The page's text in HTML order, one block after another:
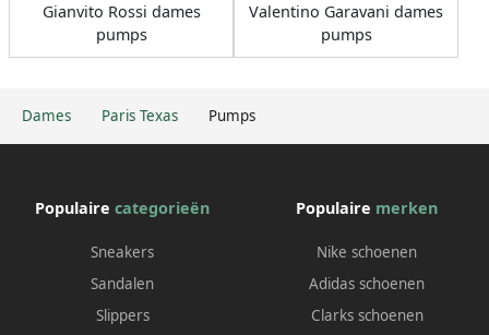
Dames Paris Texas Pumps
Gianvito Rossi dames
pumps
Valentino Garavani dames
pumps
Populaire categorieën
Sneakers
Sandalen
Slippers
Populaire merken
Nike schoenen
Adidas schoenen
Clarks schoenen